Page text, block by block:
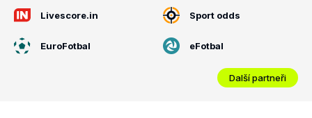
Livescore.in Sport odds
EuroFotbal eFotbal
Další partneři